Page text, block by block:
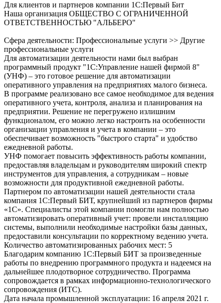
Для клиентов и партнеров компании 1С:Первый Бит
Наша организация ОБЩЕСТВО С ОГРАНИЧЕННОЙ
ОТВЕТСТВЕННОСТЬЮ "АЛЬБЕРО"
Сфера деятельности: Профессиональные услуги >> Другие
профессиональные услуги
Для автоматизации деятельности нами был выбран
программный продукт "1С:Управление нашей фирмой 8"
(УНФ) – это готовое решение для автоматизации
оперативного управления на предприятиях малого бизнеса.
В программе реализовано все самое необходимое для ведения
оперативного учета, контроля, анализа и планирования на
предприятии. Решение не перегружено излишним
функционалом, его можно легко настроить на особенности
организации управления и учета в компании – это
обеспечивает возможность "быстрого старта" и удобство
ежедневной работы.
УНФ помогает повысить эффективность работы компании,
предоставляя владельцам и руководителям широкий спектр
инструментов для управления, а сотрудникам – новые
возможности для продуктивной ежедневной работы.
Партнером по автоматизации нашей деятельности стала
компания 1С:Первый БИТ, крупнейший из партнеров фирмы
«1С». Специалисты этой компании помогли нам полностью
автоматизировать оперативный учет: провели инсталляцию
системы, выполнили необходимые настройки базы данных,
предоставили консультации по корректному ведению учета.
Количество автоматизированных рабочих мест: 5
Благодарим компанию 1С:Первый БИТ за произведенные
работы по внедрению программного продукта и надеемся на
дальнейшее плодотворное сотрудничество. Программа
сопровождается в рамках информационно-технологического
сопровождения (ИТС).
Дата начала промышленной эксплуатации: 16 апреля 2021 г.